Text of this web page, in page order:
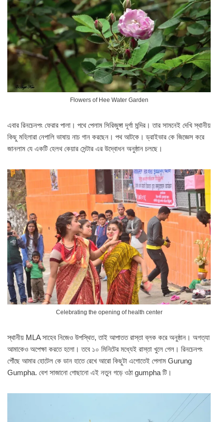
Flowers of Hee Water Garden
এবার রিনচেনপং ফেরার পালা। পথে পেলাম সিরিজুঙ্গা দূর্গা মন্দির। তার সামনেই দেখি স্থানীয়
কিছু মহিলারা নেপালি ভাষায় নাচ গান করছেন। পথ আটকে। ড্রাইভার কে জিজ্ঞেস করে
জানলাম যে একটি হেলথ কেয়ার সেন্টার এর উদ্বোধন অনুষ্ঠান চলছে।
Celebrating the opening of health center
স্থানীয় MLA সাহেব নিজেও উপস্থিত, তাই আপাতত রাস্তা ব্লক করে অনুষ্ঠান। অগত্যা
আমাকেও অপেক্ষা করতে হলো। তবে ১০ মিনিটের মধ্যেই রাস্তা খুলে গেল। রিনচেনপং
পৌঁছে আমার হোটেল কে ডান হাতে রেখে আরো কিছুটা এগোতেই পেলাম Gurung
Gumpha. বেশ সাজানো গোছানো এই নতুন গড়ে ওঠা gumpha টি।